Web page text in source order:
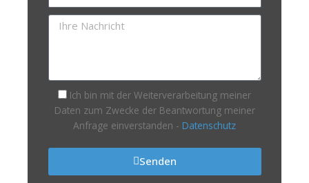
Ich bin mit der Weiterverarbeitung meiner
Daten zum Zwecke der Beantwortung meiner
Anfrage einverstanden - Datenschutz
Senden